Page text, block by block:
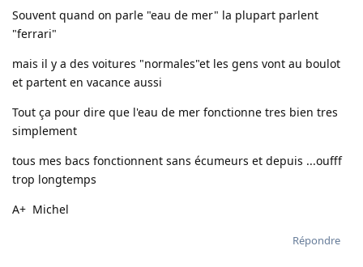
Souvent quand on parle "eau de mer" la plupart parlent
"ferrari"
mais il y a des voitures "normales"et les gens vont au boulot
et partent en vacance aussi
Tout ça pour dire que l'eau de mer fonctionne tres bien tres
simplement
tous mes bacs fonctionnent sans écumeurs et depuis ...oufff
trop longtemps
A+ Michel
Répondre